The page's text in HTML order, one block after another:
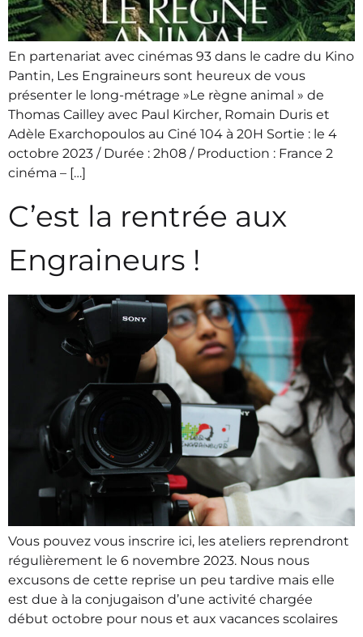
En partenariat avec cinémas 93 dans le cadre du Kino
Pantin, Les Engraineurs sont heureux de vous
présenter le long-métrage »Le règne animal » de
Thomas Cailley avec Paul Kircher, Romain Duris et
Adèle Exarchopoulos au Ciné 104 à 20H Sortie : le 4
octobre 2023 / Durée : 2h08 / Production : France 2
cinéma – […]
C’est la rentrée aux
Engraineurs !
Vous pouvez vous inscrire ici, les ateliers reprendront
régulièrement le 6 novembre 2023. Nous nous
excusons de cette reprise un peu tardive mais elle
est due à la conjugaison d’une activité chargée
début octobre pour nous et aux vacances scolaires